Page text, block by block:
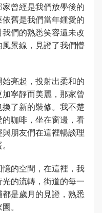
曾經是我們放學後的
舊是我們當年鍾愛的
們的熟悉笑容還未改
景線，見證了我們懵
亮起，投射出柔和的
寧靜而美麗，那家曾
了新的裝修。我不楚
咖啡，坐在窗邊，看
朋友們在這裡暢談理
的空間，在這裡，我
的流轉，街道的每一
是歲月的見證，熟悉
。